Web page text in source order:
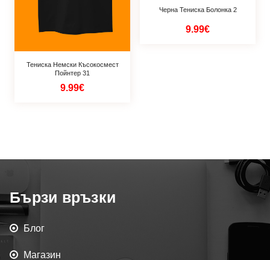
Тениска Немски Късокосмест
Пойнтер 31
9.99€
Черна Тениска Болонка 2
9.99€
Бързи връзки
Блог
Магазин